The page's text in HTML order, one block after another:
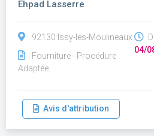
Ehpad Lasserre
92130 Issy-les-Moulineaux
Fourniture - Procédure
Adaptée
04/
Avis d'attribution